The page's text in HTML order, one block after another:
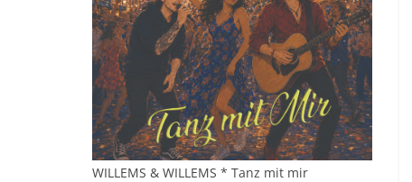
WILLEMS & WILLEMS * Tanz mit mir